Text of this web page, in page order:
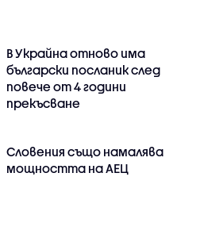
В Украйна отново има
български посланик след
повече от 4 години
прекъсване
Словения също намалява
мощността на АЕЦ